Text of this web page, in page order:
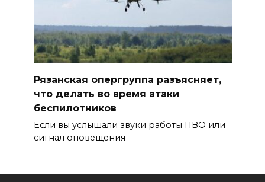
Рязанская опергруппа разъясняет,
что делать во время атаки
беспилотников
Если вы услышали звуки работы ПВО или
сигнал оповещения